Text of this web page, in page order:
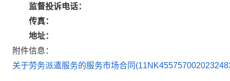
监督投诉电话：
传真：
地址：
附件信息：
关于劳务派遣服务的服务市场合同